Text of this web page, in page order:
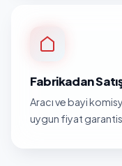
Fabrikadan
Aracı ve bayi
uygun fiyat